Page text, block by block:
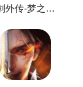
天剑外传-梦之轮回